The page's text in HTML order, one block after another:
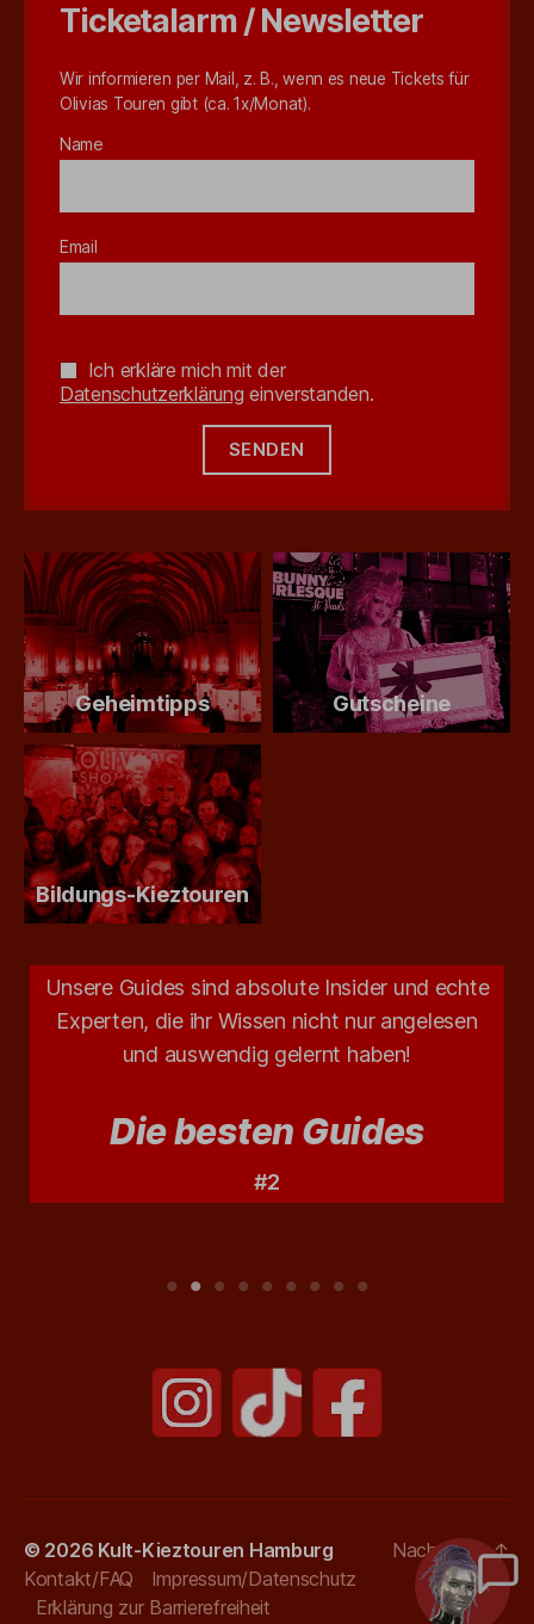
Ticketalarm / Newsletter
Wir informieren per Mail, z. B., wenn es neue Tickets für
Olivias Touren gibt (ca. 1x/Monat).
Name
Email
Ich erkläre mich mit der
Datenschutzerklärung einverstanden.
Geheimtipps Gutscheine
Bildungs-Kieztouren
Unsere Guides sind absolute Insider und echte
Experten, die ihr Wissen nicht nur angelesen
und auswendig gelernt haben!
Die besten Guides
#2
© 2026 Kult-Kieztouren Hamburg
Kontakt/FAQ
Impressum/Datenschutz
Erklärung zur Barrierefreiheit
Nach oben↑